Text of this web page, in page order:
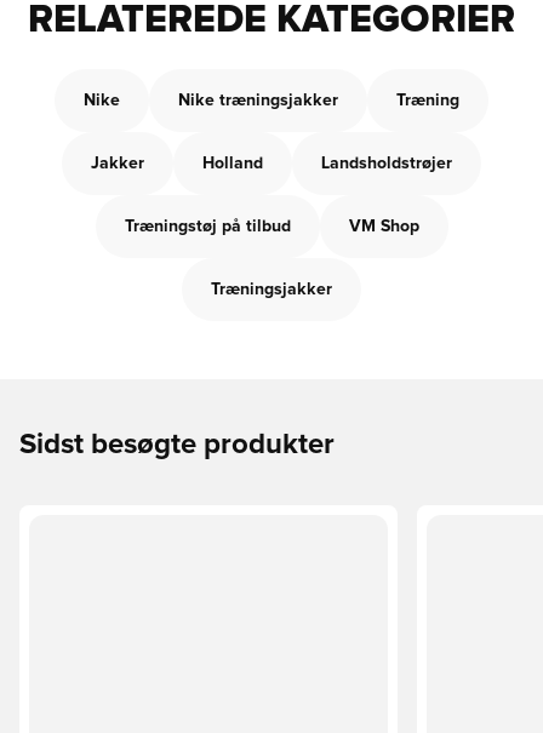
RELATEREDE KATEGORIER
Nike Nike træningsjakker Træning
Jakker Holland Landsholdstrøjer
Træningstøj på tilbud VM Shop
Træningsjakker
Sidst besøgte produkter